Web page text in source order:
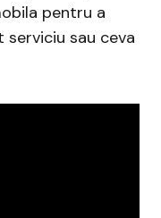
pentru a
sau ceva